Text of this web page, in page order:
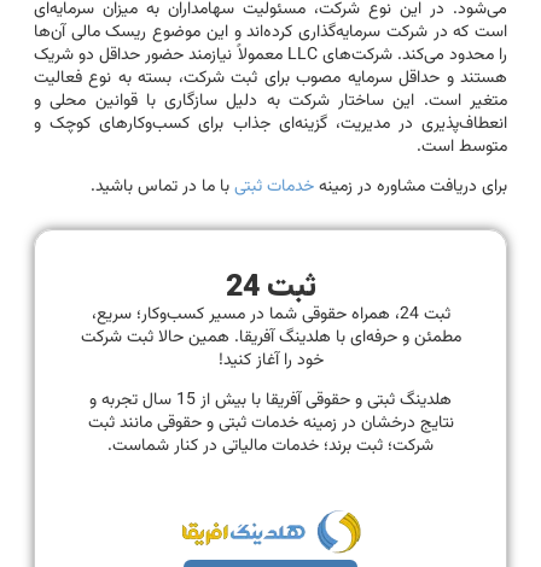
می‌شود. در این نوع شرکت، مسئولیت سهامداران به میزان سرمایه‌ای
است که در شرکت سرمایه‌گذاری کرده‌اند و این موضوع ریسک مالی آن‌ها
را محدود می‌کند. شرکت‌های LLC معمولاً نیازمند حضور حداقل دو شریک
هستند و حداقل سرمایه مصوب برای ثبت شرکت، بسته به نوع فعالیت
متغیر است. این ساختار شرکت به دلیل سازگاری با قوانین محلی و
انعطاف‌پذیری در مدیریت، گزینه‌ای جذاب برای کسب‌وکارهای کوچک و
متوسط است.
برای دریافت مشاوره در زمینهخدمات ثبتیبا ما در تماس باشید.
ثبت 24
ثبت 24، همراه حقوقی شما در مسیر کسب‌وکار؛ سریع،
مطمئن و حرفه‌ای با هلدینگ آفریقا. همین حالا ثبت شرکت
خود را آغاز کنید!
هلدینگ ثبتی و حقوقی آفریقا با بیش از 15 سال تجربه و
نتایج درخشان در زمینه خدمات ثبتی و حقوقی مانند ثبت
شرکت؛ ثبت برند؛ خدمات مالیاتی در کنار شماست.